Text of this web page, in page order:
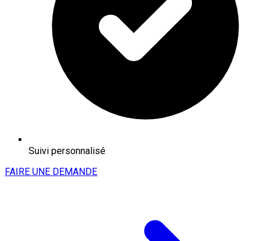
Suivi personnalisé
FAIRE UNE DEMANDE